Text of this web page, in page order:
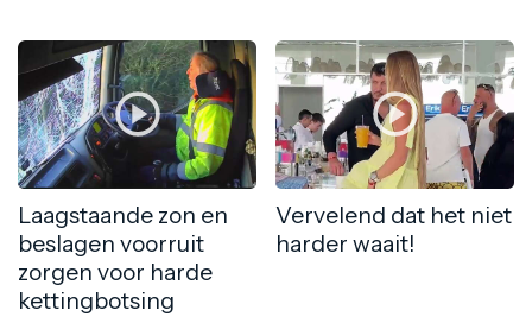
Laagstaande zon en
beslagen voorruit
zorgen voor harde
kettingbotsing
Vervelend dat het niet
harder waait!